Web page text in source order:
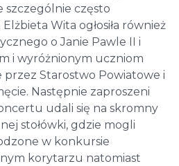
szczególnie często
Elżbieta Wita ogłosiła również
o Janie Pawle II i
i wyróżnionym uczniom
Starostwo Powiatowe i
Następnie zaproszeni
udali się na skromny
stołówki, gdzie mogli
w konkursie
korytarzu natomiast